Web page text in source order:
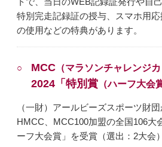
特別完走記録証の授与、スマホ用
の使用などの特典があります。
MCC （マラソンチャレンジ
2024「特別賞 （ハーフ大会
（一財）アールビーズスポーツ財
HMCC、MCC100加盟の全国106大
ーフ大会賞」を受賞（選出：2大会